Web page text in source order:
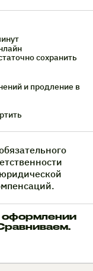
сохранить
и продление в
оформлении